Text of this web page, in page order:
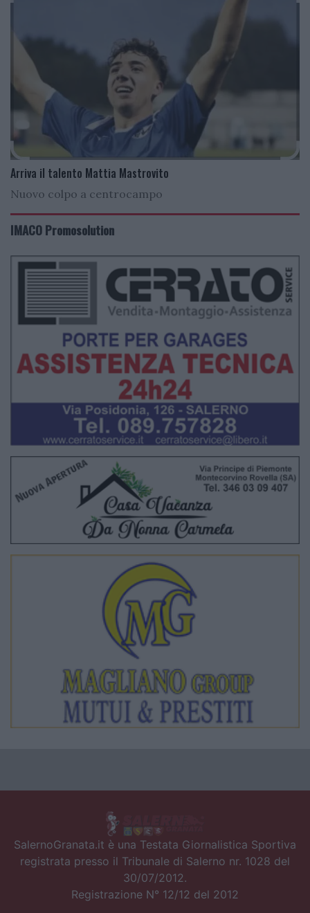
Arriva il talento Mattia Mastrovito
Nuovo colpo a centrocampo
IMACO Promosolution
SalernoGranata.it è una Testata Giornalistica Sportiva
registrata presso il Tribunale di Salerno nr. 1028 del
30/07/2012.
Registrazione N° 12/12 del 2012